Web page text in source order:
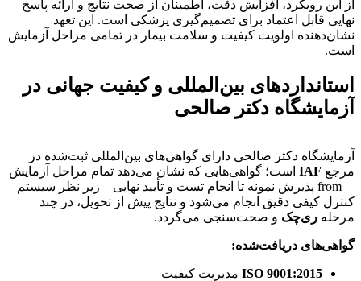
از این رویکرد، افزایش دقت، اطمینان از صحت نتایج و ارائه پاسخ
نهایی قابل اعتماد برای تصمیم‌گیری پزشکی است. این تعهد
نشان‌دهنده اولویت کیفیت و سلامت بیمار در تمامی مراحل آزمایش
است.
استانداردهای بین‌المللی و کیفیت جهانی در
آزمایشگاه دکتر صالحی
آزمایشگاه دکتر صالحی دارای گواهی‌های بین‌المللی ثبت‌شده در
مرجع IAF است؛ گواهی‌هایی که نشان می‌دهد تمام مراحل آزمایش
—from پذیرش نمونه تا انجام تست و تأیید نهایی—زیر نظر سیستم
کنترل کیفی دقیق انجام می‌شود و نتایج پیش از تحویل، در چند
مرحله ری‌چک و صحت‌سنجی می‌گردد.
گواهی‌های دریافت‌شده:
ISO 9001:2015 مدیریت کیفیت